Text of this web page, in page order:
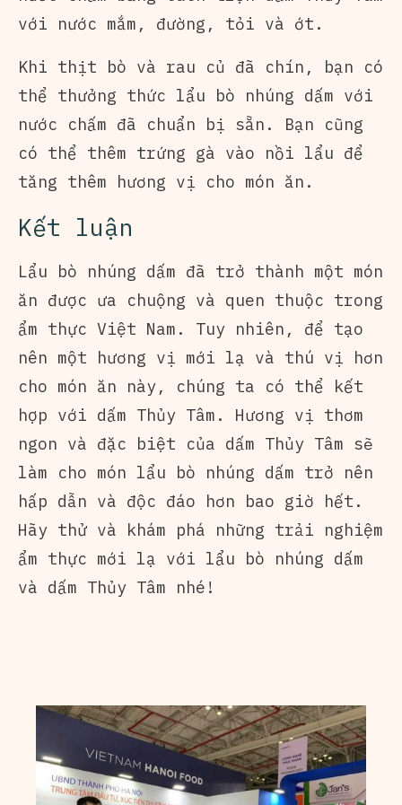
với nước mắm, đường, tỏi và ớt.
Khi thịt bò và rau củ đã chín, bạn có
thể thưởng thức lẩu bò nhúng dấm với
nước chấm đã chuẩn bị sẵn. Bạn cũng
có thể thêm trứng gà vào nồi lẩu để
tăng thêm hương vị cho món ăn.
Kết luận
Lẩu bò nhúng dấm đã trở thành một món
ăn được ưa chuộng và quen thuộc trong
ẩm thực Việt Nam. Tuy nhiên, để tạo
nên một hương vị mới lạ và thú vị hơn
cho món ăn này, chúng ta có thể kết
hợp với dấm Thủy Tâm. Hương vị thơm
ngon và đặc biệt của dấm Thủy Tâm sẽ
làm cho món lẩu bò nhúng dấm trở nên
hấp dẫn và độc đáo hơn bao giờ hết.
Hãy thử và khám phá những trải nghiệm
ẩm thực mới lạ với lẩu bò nhúng dấm
và dấm Thủy Tâm nhé!